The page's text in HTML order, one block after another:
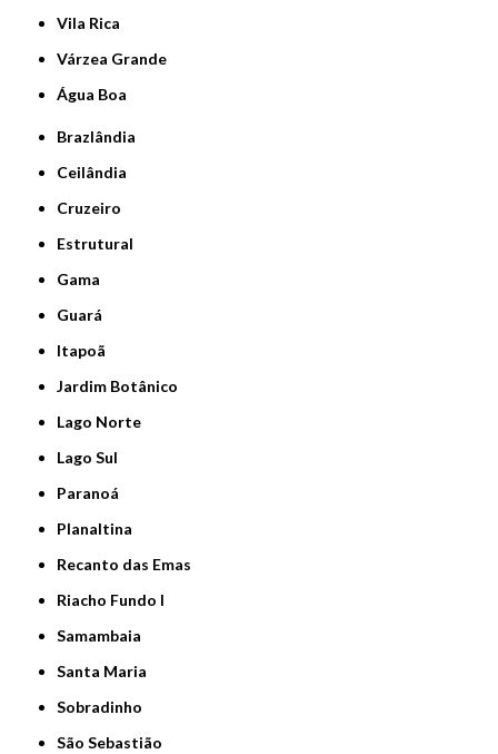
Vila Rica
Várzea Grande
Água Boa
Brazlândia
Ceilândia
Cruzeiro
Estrutural
Gama
Guará
Itapoã
Jardim Botânico
Lago Norte
Lago Sul
Paranoá
Planaltina
Recanto das Emas
Riacho Fundo I
Samambaia
Santa Maria
Sobradinho
São Sebastião